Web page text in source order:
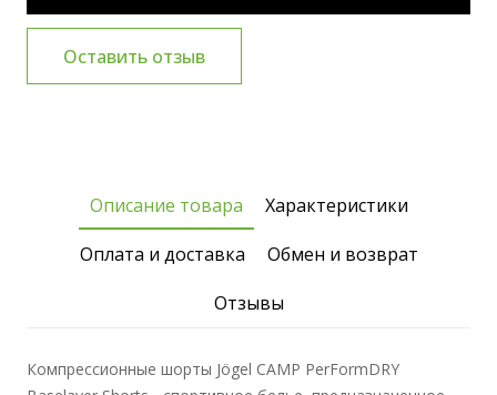
Оставить отзыв
Описание товара
Характеристики
Оплата и доставка
Обмен и возврат
Отзывы
Компрессионные шорты Jögel CAMP PerFormDRY